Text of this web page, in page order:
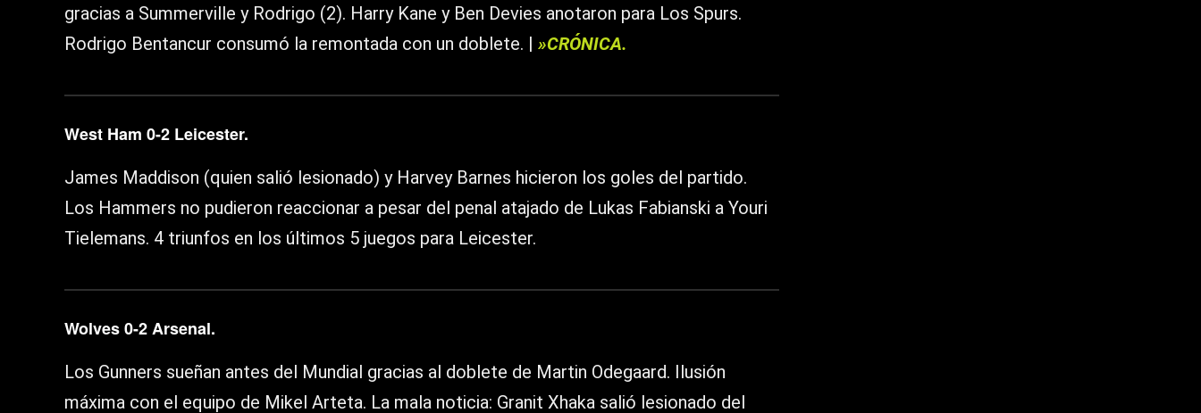
gracias a Summerville y Rodrigo (2). Harry Kane y Ben Devies anotaron para Los Spurs.
Rodrigo Bentancur consumó la remontada con un doblete. | »CRÓNICA.
West Ham 0-2 Leicester.
James Maddison (quien salió lesionado) y Harvey Barnes hicieron los goles del partido.
Los Hammers no pudieron reaccionar a pesar del penal atajado de Lukas Fabianski a Youri
Tielemans. 4 triunfos en los últimos 5 juegos para Leicester.
Wolves 0-2 Arsenal.
Los Gunners sueñan antes del Mundial gracias al doblete de Martin Odegaard. Ilusión
máxima con el equipo de Mikel Arteta. La mala noticia: Granit Xhaka salió lesionado del